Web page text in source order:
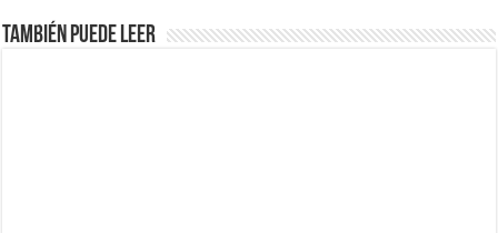
También puede leer